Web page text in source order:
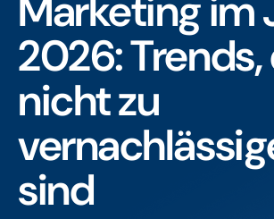
2026:
nicht zu
sind